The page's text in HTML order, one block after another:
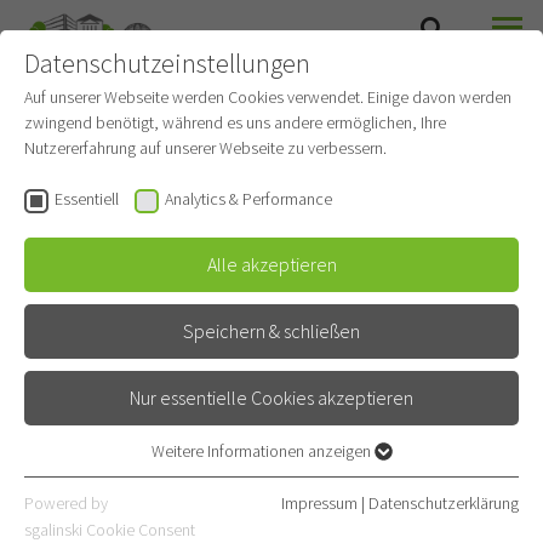
THORAXCHIRURGIE
Ambulanzen
Datenschutzeinstellungen
Auf unserer Webseite werden Cookies verwendet. Einige davon werden
zwingend benötigt, während es uns andere ermöglichen, Ihre
Nutzererfahrung auf unserer Webseite zu verbessern.
Essentiell Analytics & Performance
Alle akzeptieren
Speichern & schließen
Nur essentielle Cookies akzeptieren
Essentielle Cookies werden für grundlegende Funktionen der
Webseite benötigt. Dadurch ist gewährleistet, dass die Webseite
Weitere Informationen anzeigen
Powered by
sgalinski Cookie Consent
Impressum | Datenschutzerklärung